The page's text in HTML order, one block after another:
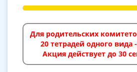
Для родительских
20 тетрадей одного вида
Акция действует до 30